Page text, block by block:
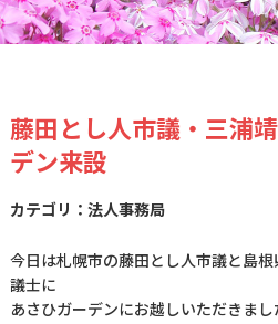
藤田とし人市議・三浦
デン来設
法人事務局
今日は札幌市の藤田とし人市議と島
議士に
あさひガーデンにお越しいただきまし